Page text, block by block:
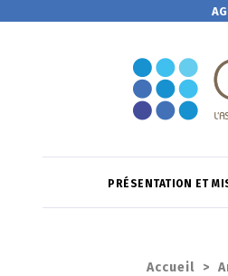
PRÉSENTATION ET
Accueil >